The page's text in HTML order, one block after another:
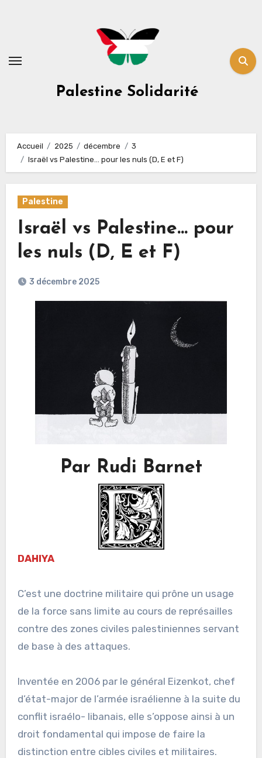
Palestine Solidarité
Accueil 2025 décembre
3
Israël vs Palestine… pour les nuls (D, E et F)
Palestine
Israël vs Palestine… pour
les nuls (D, E et F)
3 décembre 2025
Par Rudi Barnet
DAHIYA
C’est une doctrine militaire qui prône un usage
de la force sans limite au cours de représailles
contre des zones civiles palestiniennes servant
de base à des attaques.
Inventée en 2006 par le général Eizenkot, chef
d’état-major de l’armée israélienne à la suite du
conflit israélo- libanais, elle s’oppose ainsi à un
droit fondamental qui impose de faire la
distinction entre cibles civiles et militaires.